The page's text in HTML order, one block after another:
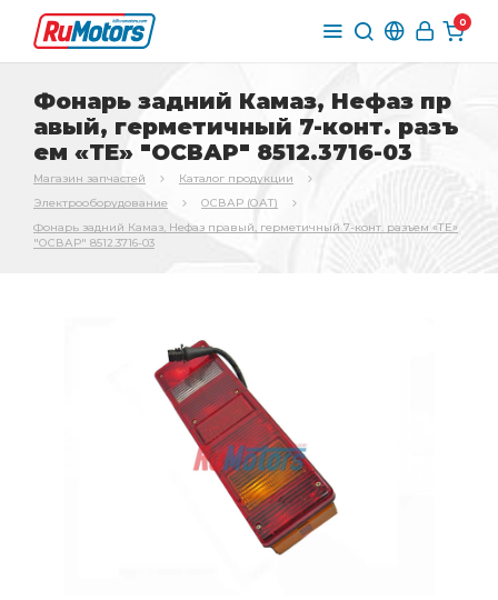
0
Фонарь задний Камаз, Нефаз пр
авый, герметичный 7-конт. разъ
ем «ТЕ» "ОСВАР" 8512.3716-03
Магазин запчастей
Каталог продукции
Электрооборудование
ОСВАР (ОАТ)
Фонарь задний Камаз, Нефаз правый, герметичный 7-конт. разъем «ТЕ»
"ОСВАР" 8512.3716-03